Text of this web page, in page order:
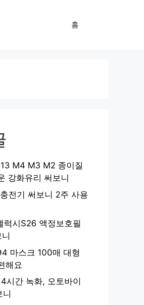
홈
M4 M3 M2 종이질
강화유리 써보니
전기 써보니 2주 사용
럭시S26 액정보호필
마스크 100매 대형
해요
시간 녹화, 오토바이
니